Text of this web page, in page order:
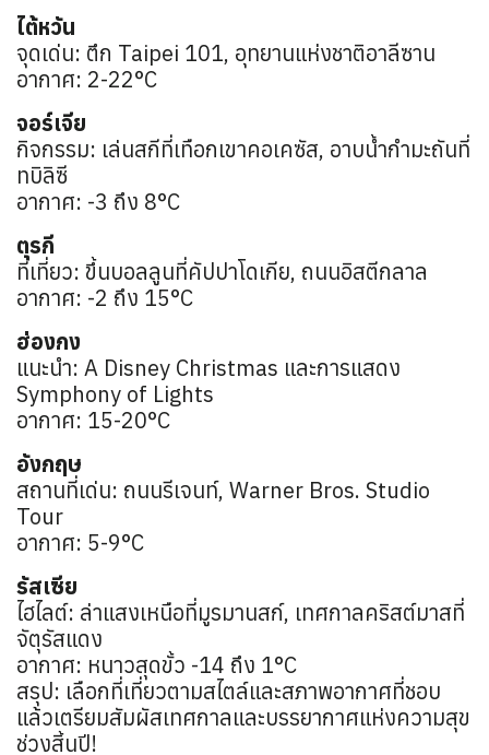
ไต้หวัน
จุดเด่น: ตึก Taipei 101, อุทยานแห่งชาติอาลีซาน
อากาศ: 2-22°C
จอร์เจีย
กิจกรรม: เล่นสกีที่เทือกเขาคอเคซัส, อาบน้ำกำมะถันที่
ทบิลิซี
อากาศ: -3 ถึง 8°C
ตุรกี
ที่เที่ยว: ขึ้นบอลลูนที่คัปปาโดเกีย, ถนนอิสตีกลาล
อากาศ: -2 ถึง 15°C
ฮ่องกง
แนะนำ: A Disney Christmas และการแสดง
Symphony of Lights
อากาศ: 15-20°C
อังกฤษ
สถานที่เด่น: ถนนรีเจนท์, Warner Bros. Studio
Tour
อากาศ: 5-9°C
รัสเซีย
ไฮไลต์: ล่าแสงเหนือที่มูรมานสก์, เทศกาลคริสต์มาสที่
จัตุรัสแดง
อากาศ: หนาวสุดขั้ว -14 ถึง 1°C
สรุป: เลือกที่เที่ยวตามสไตล์และสภาพอากาศที่ชอบ
แล้วเตรียมสัมผัสเทศกาลและบรรยากาศแห่งความสุข
ช่วงสิ้นปี!